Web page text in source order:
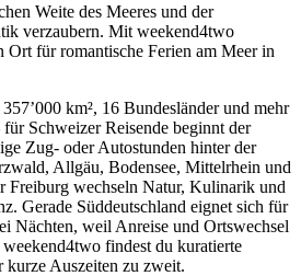
Weite des Meeres und der
verzaubern. Mit weekend4two
Ort für romantische Ferien am Meer in
km², 16 Bundesländer und mehr
Schweizer Reisende beginnt der
Zug- oder Autostunden hinter der
Allgäu, Bodensee, Mittelrhein und
Freiburg wechseln Natur, Kulinarik und
Gerade Süddeutschland eignet sich für
Nächten, weil Anreise und Ortswechsel
findest du kuratierte
Auszeiten zu zweit.